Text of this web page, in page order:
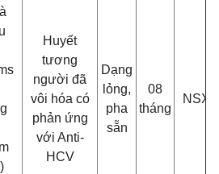
Huyết
tương
người đã
vôi hóa có
phản ứng
với Anti-
HCV
Dạng
lỏng,
pha
sẵn
08
tháng
NSX